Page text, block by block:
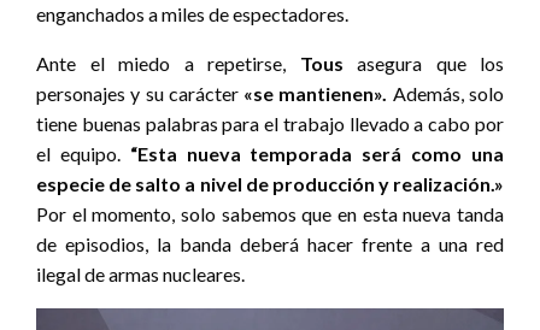
enganchados a miles de espectadores.
Ante el miedo a repetirse, Tous asegura que los
personajes y su carácter «se mantienen». Además, solo
tiene buenas palabras para el trabajo llevado a cabo por
el equipo. “Esta nueva temporada será como una
especie de salto a nivel de producción y realización.»
Por el momento, solo sabemos que en esta nueva tanda
de episodios, la banda deberá hacer frente a una red
ilegal de armas nucleares.